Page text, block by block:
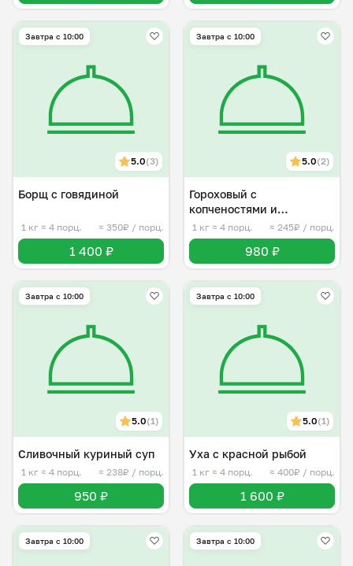
Завтра c 10:00
5.0(3)
Борщ с говядиной
1 кг ≈ 4 порц. ≈ 350₽ / порц.
1 400 ₽
Завтра c 10:00
5.0(2)
Гороховый с
копченостями и
сухариками
1 кг ≈ 4 порц. ≈ 245₽ / порц.
980 ₽
Завтра c 10:00
5.0(1)
Сливочный куриный суп
1 кг ≈ 4 порц. ≈ 238₽ / порц.
950 ₽
Завтра c 10:00
5.0(1)
Уха с красной рыбой
1 кг ≈ 4 порц. ≈ 400₽ / порц.
1 600 ₽
Завтра c 10:00 Завтра c 10:00